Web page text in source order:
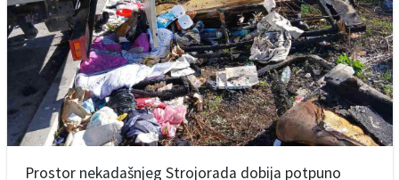
Prostor nekadašnjeg Strojorada dobija potpuno